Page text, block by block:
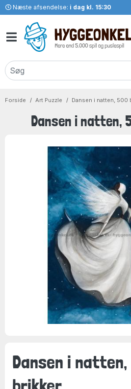
Næste afsendelse: i dag kl. 15:30
Forside Art Puzzle Dansen i natten, 500
Dansen i natten,
Dansen i